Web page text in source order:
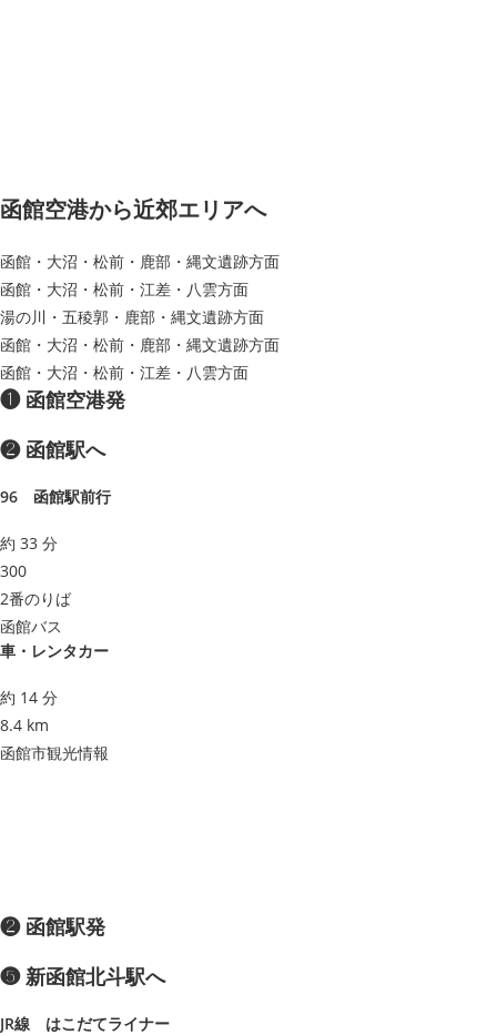
函館空港から近郊エリアへ
函館・大沼・松前・鹿部・縄文遺跡方面
函館・大沼・松前・江差・八雲方面
湯の川・五稜郭・鹿部・縄文遺跡方面
函館・大沼・松前・鹿部・縄文遺跡方面
函館・大沼・松前・江差・八雲方面
❶ 函館空港発
❷ 函館駅へ
96 函館駅前行
約 33 分
300
2番のりば
函館バス
車・レンタカー
約 14 分
8.4 km
函館市観光情報
❷ 函館駅発
❺ 新函館北斗駅へ
JR線 はこだてライナー